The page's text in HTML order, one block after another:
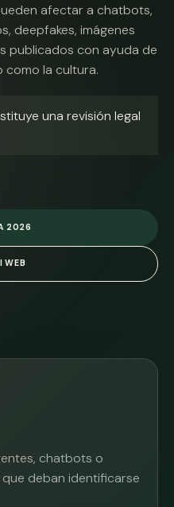
afectar a chatbots,
deepfakes, imágenes
publicados con ayuda de
como la cultura.
una revisión legal
2026
WEB
chatbots o
deban identificarse